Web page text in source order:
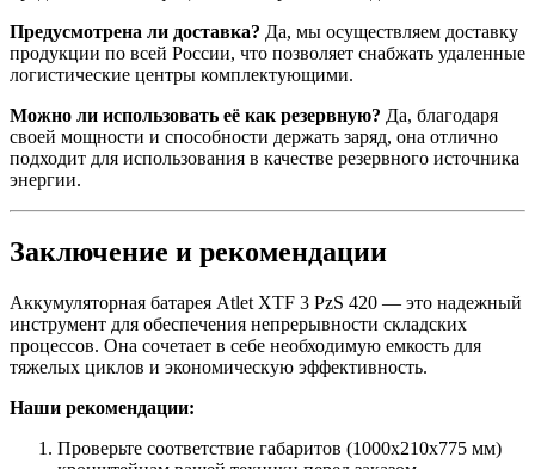
Предусмотрена ли доставка? Да, мы осуществляем доставку
продукции по всей России, что позволяет снабжать удаленные
логистические центры комплектующими.
Можно ли использовать её как резервную? Да, благодаря
своей мощности и способности держать заряд, она отлично
подходит для использования в качестве резервного источника
энергии.
Заключение и рекомендации
Аккумуляторная батарея Atlet XTF 3 PzS 420 — это надежный
инструмент для обеспечения непрерывности складских
процессов. Она сочетает в себе необходимую емкость для
тяжелых циклов и экономическую эффективность.
Наши рекомендации:
Проверьте соответствие габаритов (1000x210x775 мм)